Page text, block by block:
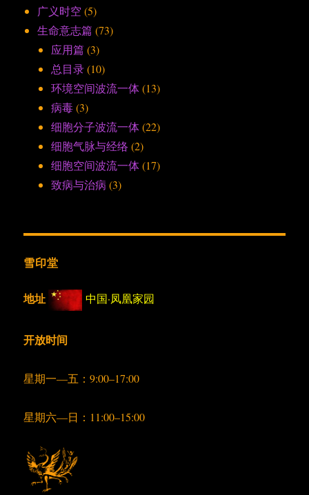
广义时空 (5)
生命意志篇 (73)
应用篇 (3)
总目录(10)
环境空间波流一体(13)
病毒(3)
细胞分子波流一体(22)
细胞气脉与经络 (2)
细胞空间波流一体(17)
致病与治病 (3)
雪印堂
地址 中国·凤凰家园
开放时间
星期一—五：9:00–17:00
星期六—日：11:00–15:00